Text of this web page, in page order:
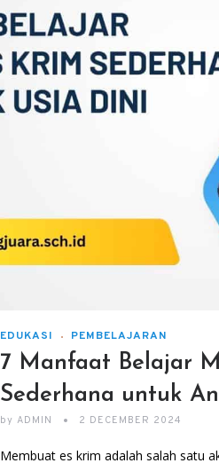
EDUKASI PEMBELAJARAN
7 Manfaat Belajar
Sederhana untuk
by ADMIN 2 DECEMBER 2024
Membuat es krim adalah salah satu